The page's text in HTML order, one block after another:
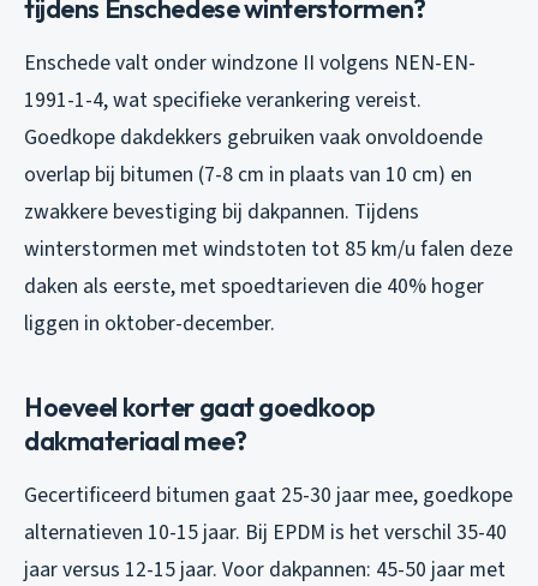
tijdens Enschedese winterstormen?
Enschede valt onder windzone II volgens NEN-EN-
1991-1-4, wat specifieke verankering vereist.
Goedkope dakdekkers gebruiken vaak onvoldoende
overlap bij bitumen (7-8 cm in plaats van 10 cm) en
zwakkere bevestiging bij dakpannen. Tijdens
winterstormen met windstoten tot 85 km/u falen deze
daken als eerste, met spoedtarieven die 40% hoger
liggen in oktober-december.
Hoeveel korter gaat goedkoop
dakmateriaal mee?
Gecertificeerd bitumen gaat 25-30 jaar mee, goedkope
alternatieven 10-15 jaar. Bij EPDM is het verschil 35-40
jaar versus 12-15 jaar. Voor dakpannen: 45-50 jaar met